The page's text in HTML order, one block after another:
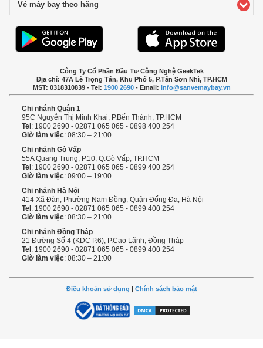
Vé máy bay theo hãng
Công Ty Cổ Phần Đầu Tư Công Nghệ GeekTek
Địa chỉ: 47A Lê Trọng Tấn, Khu Phố 5, P.Tân Sơn Nhì, TP.HCM
MST: 0318310839 - Tel: 1900 2690- Email: info@sanvemaybay.vn
Chi nhánh Quận 1
95C Nguyễn Thị Minh Khai, P.Bến Thành, TP.HCM
Tel: 1900 2690 - 02871 065 065 - 0898 400 254
Giờ làm việc: 08:30 – 21:00
Chi nhánh Gò Vấp
55A Quang Trung, P.10, Q.Gò Vấp, TP.HCM
Tel: 1900 2690 - 02871 065 065 - 0899 400 254
Giờ làm việc: 09:00 – 19:00
Chi nhánh Hà Nội
414 Xã Đàn, Phường Nam Đồng, Quận Đống Đa, Hà Nội
Tel: 1900 2690 - 02871 065 065 - 0899 400 254
Giờ làm việc: 08:30 – 21:00
Chi nhánh Đồng Tháp
21 Đường Số 4 (KDC P.6), P.Cao Lãnh, Đồng Tháp
Tel: 1900 2690 - 02871 065 065 - 0899 400 254
Giờ làm việc: 08:30 – 21:00
Điều khoản sử dụng | Chính sách bảo mật